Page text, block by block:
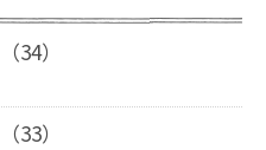
34）
33）